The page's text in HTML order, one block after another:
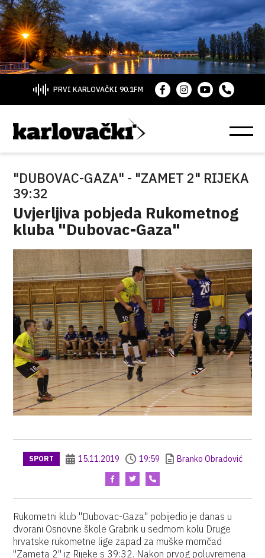
PRVI KARLOVAČKI 90.1FM
"DUBOVAC-GAZA" - "ZAMET 2" RIJEKA
39:32
Uvjerljiva pobjeda Rukometnog
kluba "Dubovac-Gaza"
SPORT 15.11.2019 19:59 Branko Obradović
Rukometni klub "Dubovac-Gaza" pobijedio je danas u
dvorani Osnovne škole Grabrik u sedmom kolu Druge
hrvatske rukometne lige zapad za muške momčad
"Zameta 2" iz Rijeke s 39:32. Nakon prvog poluvremena